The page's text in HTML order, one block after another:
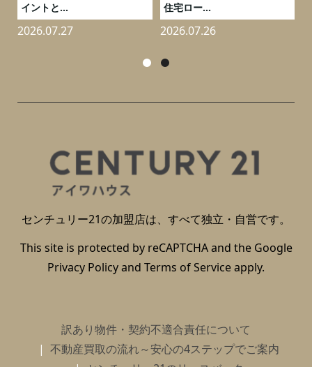
イントと...
2026.07.27
住宅ロー...
2026.07.26
センチュリー21の加盟店は、すべて独立・自営です。
This site is protected by reCAPTCHA and the Google
Privacy Policyand Terms of Serviceapply.
訳あり物件・契約不適合責任について
不動産買取の流れ～安心の4ステップでご案内